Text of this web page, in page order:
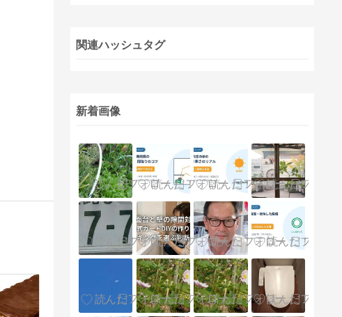
関連ハッシュタグ
新着画像